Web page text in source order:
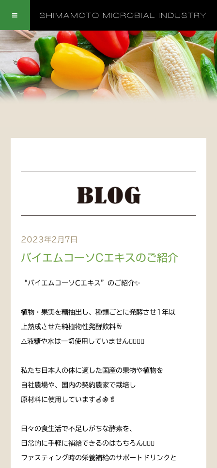
2023年2月7日
バイエムコーソCエキスのご紹介
“バイエムコーソCエキス”のご紹介✨
植物・果実を糖抽出し、種類ごとに発酵させ1年以
上熟成させた純植物性発酵飲料🥂
⚠️液糖や水は一切使用していません🙅🏻‍♀️❕
私たち日本人の体に適した国産の果物や植物を
自社農場や、国内の契約農家で栽培し
原材料に使用しています🍎🍇🥬
日々の食生活で不足しがちな酵素を、
日常的に手軽に補給できるのはもちろん☝🏻❕
ファスティング時の栄養補給のサポートドリンクと